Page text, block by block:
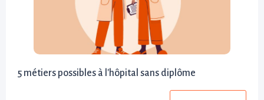
5 métiers possibles à l'hôpital sans diplôme